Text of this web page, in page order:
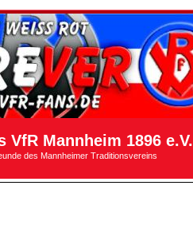
VfR Mannheim 1896 e.V.
des Mannheimer Traditionsvereins